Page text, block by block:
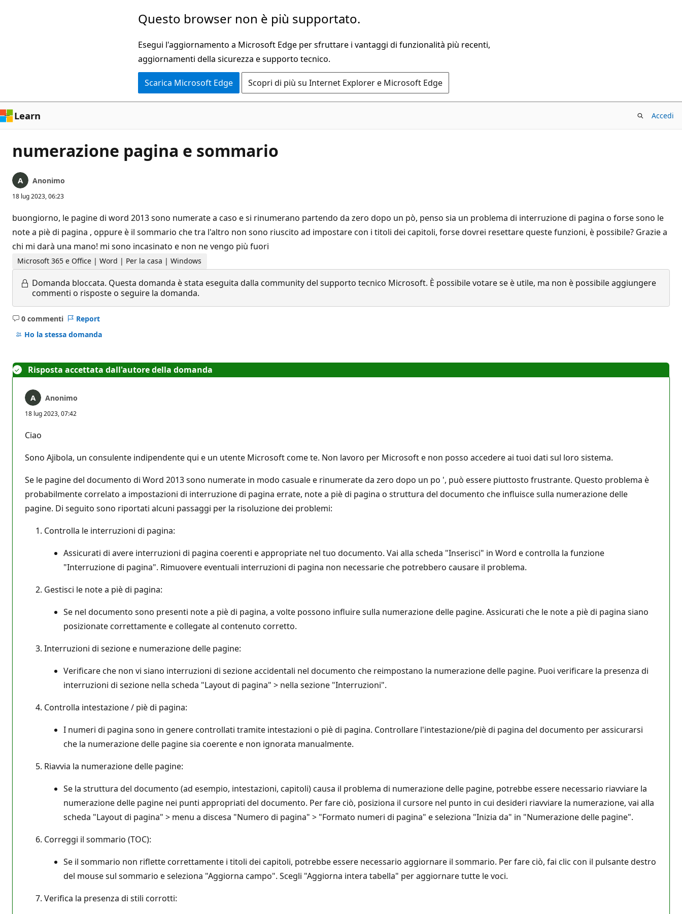
Questo browser non è più supportato.
Esegui l'aggiornamento a Microsoft Edge per sfruttare i vantaggi di funzionalità più recenti,
aggiornamenti della sicurezza e supporto tecnico.
Scarica Microsoft Edge Scopri di più su Internet Explorer e Microsoft Edge
Learn Accedi
numerazione pagina e sommario
Anonimo
18 lug 2023, 06:23
buongiorno, le pagine di word 2013 sono numerate a caso e si rinumerano partendo da zero dopo un pò, penso sia un problema di interruzione di pagina o forse sono le
note a piè di pagina , oppure è il sommario che tra l'altro non sono riuscito ad impostare con i titoli dei capitoli, forse dovrei resettare queste funzioni, è possibile? Grazie a
chi mi darà una mano! mi sono incasinato e non ne vengo più fuori
Microsoft 365 e Office | Word | Per la casa | Windows
Domanda bloccata. Questa domanda è stata eseguita dalla community del supporto tecnico Microsoft. È possibile votare se è utile, ma non è possibile aggiungere
commenti o risposte o seguire la domanda.
0 commenti
Nessun
commento
Report
Ho la stessa domanda
Risposta accettata dall'autore della domanda
Anonimo
18 lug 2023, 07:42
Ciao
Sono Ajibola, un consulente indipendente qui e un utente Microsoft come te. Non lavoro per Microsoft e non posso accedere ai tuoi dati sul loro sistema.
Se le pagine del documento di Word 2013 sono numerate in modo casuale e rinumerate da zero dopo un po ', può essere piuttosto frustrante. Questo problema è
probabilmente correlato a impostazioni di interruzione di pagina errate, note a piè di pagina o struttura del documento che influisce sulla numerazione delle
pagine. Di seguito sono riportati alcuni passaggi per la risoluzione dei problemi:
Controlla le interruzioni di pagina:
Assicurati di avere interruzioni di pagina coerenti e appropriate nel tuo documento. Vai alla scheda "Inserisci" in Word e controlla la funzione
"Interruzione di pagina". Rimuovere eventuali interruzioni di pagina non necessarie che potrebbero causare il problema.
Gestisci le note a piè di pagina:
Se nel documento sono presenti note a piè di pagina, a volte possono influire sulla numerazione delle pagine. Assicurati che le note a piè di pagina siano
posizionate correttamente e collegate al contenuto corretto.
Interruzioni di sezione e numerazione delle pagine:
Verificare che non vi siano interruzioni di sezione accidentali nel documento che reimpostano la numerazione delle pagine. Puoi verificare la presenza di
interruzioni di sezione nella scheda "Layout di pagina" > nella sezione "Interruzioni".
Controlla intestazione / piè di pagina:
I numeri di pagina sono in genere controllati tramite intestazioni o piè di pagina. Controllare l'intestazione/piè di pagina del documento per assicurarsi
che la numerazione delle pagine sia coerente e non ignorata manualmente.
Riavvia la numerazione delle pagine:
Se la struttura del documento (ad esempio, intestazioni, capitoli) causa il problema di numerazione delle pagine, potrebbe essere necessario riavviare la
numerazione delle pagine nei punti appropriati del documento. Per fare ciò, posiziona il cursore nel punto in cui desideri riavviare la numerazione, vai alla
scheda "Layout di pagina" > menu a discesa "Numero di pagina" > "Formato numeri di pagina" e seleziona "Inizia da" in "Numerazione delle pagine".
Correggi il sommario (TOC):
Se il sommario non riflette correttamente i titoli dei capitoli, potrebbe essere necessario aggiornare il sommario. Per fare ciò, fai clic con il pulsante destro
del mouse sul sommario e seleziona "Aggiorna campo". Scegli "Aggiorna intera tabella" per aggiornare tutte le voci.
Verifica la presenza di stili corrotti: